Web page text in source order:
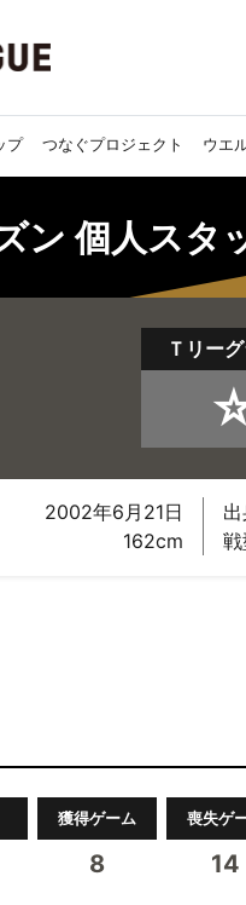
プ つなぐプロジェクト ウエ
ン 個人スタ
Ｔリー
2002年6月21日
162cm
戦
獲得ゲーム
8
喪失ゲ
14